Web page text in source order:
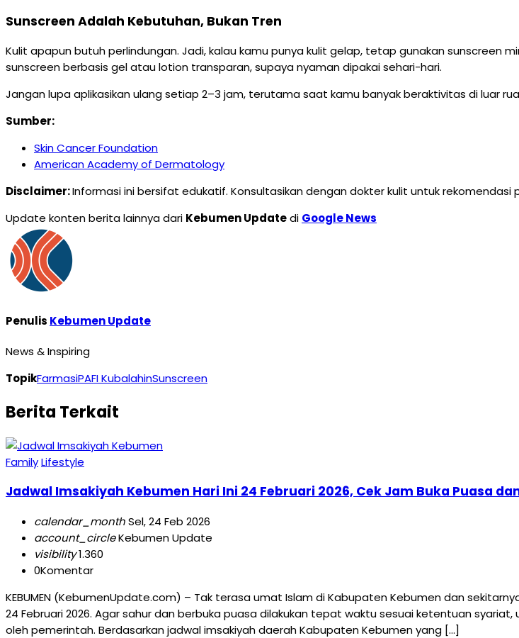
Sunscreen Adalah Kebutuhan, Bukan Tren
Kulit apapun butuh perlindungan. Jadi, kalau kamu punya kulit gelap, tetap gunakan sunscreen
sunscreen berbasis gel atau lotion transparan, supaya nyaman dipakai sehari-hari.
Jangan lupa aplikasikan ulang setiap 2–3 jam, terutama saat kamu banyak beraktivitas di luar
Sumber:
Skin Cancer Foundation
American Academy of Dermatology
Disclaimer:Informasi ini bersifat edukatif. Konsultasikan dengan dokter kulit untuk
Update konten berita lainnya dari Kebumen Updatedi Google News
Penulis Kebumen Update
News & Inspiring
TopikFarmasiPAFI KubalahinSunscreen
Berita Terkait
FamilyLifestyle
Jadwal Imsakiyah Kebumen Hari Ini 24 Februari 2026, Cek Jam Buka Puasa
calendar_monthSel, 24 Feb 2026
account_circleKebumen Update
visibility1.360
0Komentar
KEBUMEN (KebumenUpdate.com) – Tak terasa umat Islam di Kabupaten Kebumen dan
24 Februari 2026. Agar sahur dan berbuka puasa dilakukan tepat waktu sesuai ketentuan
oleh pemerintah. Berdasarkan jadwal imsakiyah daerah Kabupaten Kebumen yang […]